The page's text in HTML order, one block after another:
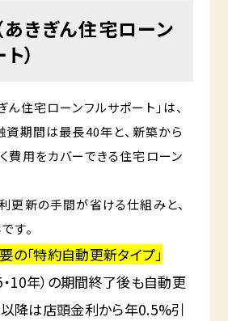
あきぎん住宅ローン
）
ん住宅ローンフルサポート」は、
資期間は最長40年と、新築から
費用をカバーできる住宅ローン
更新の手間が省ける仕組みと、
す。
の「特約自動更新タイプ」
・10年）の期間終了後も自動更
降は店頭金利から年0.5%引